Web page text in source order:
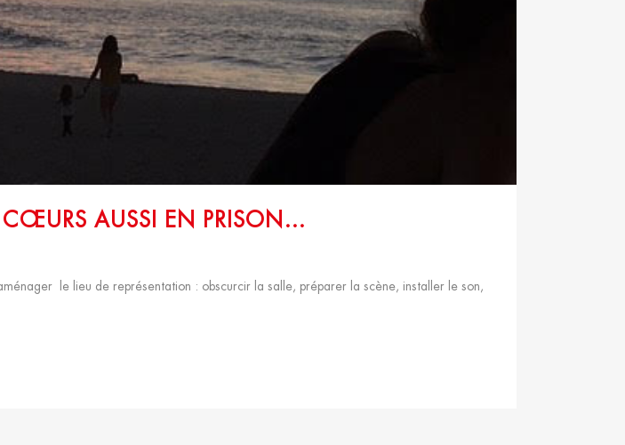
CŒURS AUSSI EN PRISON…
le lieu de représentation : obscurcir la salle, préparer la scène, installer le son,